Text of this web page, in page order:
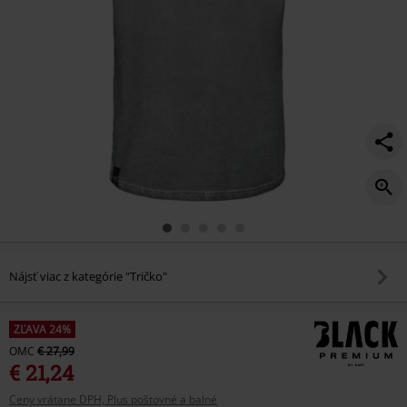
Nájsť viac z kategórie "Tričko"
ZĽAVA 24%
OMC € 27,99
€ 21,24
Ceny vrátane DPH, Plus poštovné a balné